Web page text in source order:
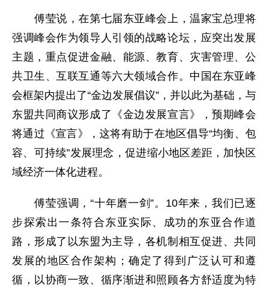
傅莹说，在第七届东亚峰会上，温家宝总理将
强调峰会作为领导人引领的战略论坛，应突出发展
主题，重点促进金融、能源、教育、灾害管理、公
共卫生、互联互通等六大领域合作。中国在东亚峰
会框架内提出了“金边发展倡议”，并以此为基础，与
东盟共同商议形成了《金边发展宣言》，预期峰会
将通过《宣言》，这将有助于在地区倡导“均衡、包
容、可持续”发展理念，促进缩小地区差距，加快区
域经济一体化进程。
傅莹强调，“十年磨一剑”。10年来，我们已逐
步探索出一条符合东亚实际、成功的东亚合作道
路，形成了以东盟为主导，各机制相互促进、共同
发展的地区合作架构；确定了得到广泛认可和遵
循，以协商一致、循序渐进和照顾各方舒适度为特